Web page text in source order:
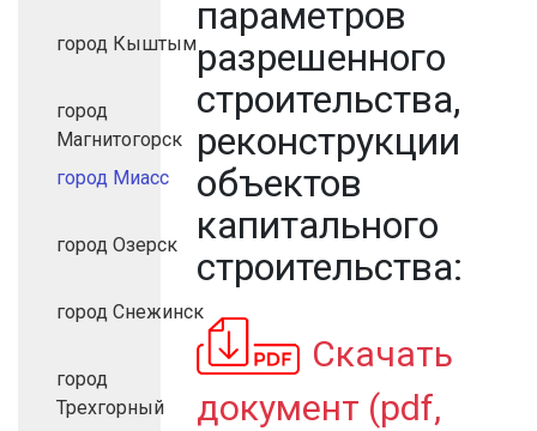
город Кыштым
город
Магнитогорск
город Миасс
город Озерск
город Снежинск
город
Трехгорный
параметров
разрешенного
строительства,
реконструкции
объектов
капитального
строительства:
Скачать
документ (pdf,